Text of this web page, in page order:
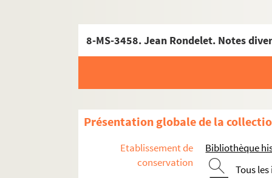
8-MS-3458. Jean Rondelet. Notes
Présentation globale de la
Etablissement de
conservation
Bibliothèque
Tous
Série 48, Œuvres d'architectes,
4-MS-4497. Louis-Pierre Baltard.
4-MS-4827. Bénard, architecte.
8-MS-4663. Louis Simon Bonnot,